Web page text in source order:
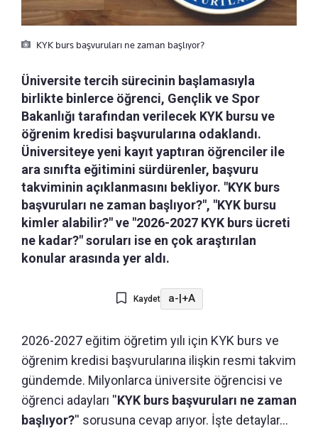
KYK burs başvuruları ne zaman başlıyor?
Üniversite tercih sürecinin başlamasıyla
birlikte binlerce öğrenci, Gençlik ve Spor
Bakanlığı tarafından verilecek KYK bursu ve
öğrenim kredisi başvurularına odaklandı.
Üniversiteye yeni kayıt yaptıran öğrenciler ile
ara sınıfta eğitimini sürdürenler, başvuru
takviminin açıklanmasını bekliyor. "KYK burs
başvuruları ne zaman başlıyor?", "KYK bursu
kimler alabilir?" ve "2026-2027 KYK burs ücreti
ne kadar?" soruları ise en çok araştırılan
konular arasında yer aldı.
Kaydet a- +A
2026-2027 eğitim öğretim yılı için KYK burs ve
öğrenim kredisi başvurularına ilişkin resmi takvim
gündemde. Milyonlarca üniversite öğrencisi ve
öğrenci adayları ''KYK burs başvuruları ne zaman
başlıyor?'' sorusuna cevap arıyor. İşte detaylar...